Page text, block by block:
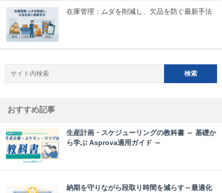
在庫管理：ムダを削減し、欠品を防ぐ最新手法
おすすめ記事
生産計画・スケジューリングの教科書 ～ 基礎か
ら学ぶ Asprova適用ガイド ～
納期を守りながら段取り時間を減らす～最適化